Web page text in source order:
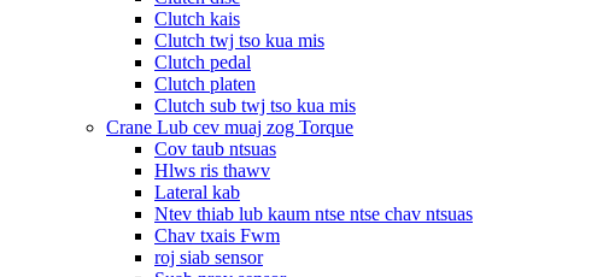
Clutch kais
Clutch twj tso kua mis
Clutch pedal
Clutch platen
Clutch sub twj tso kua mis
Crane Lub cev muaj zog Torque
Cov taub ntsuas
Hlws ris thawv
Lateral kab
Ntev thiab lub kaum ntse ntse chav ntsuas
Chav txais Fwm
roj siab sensor